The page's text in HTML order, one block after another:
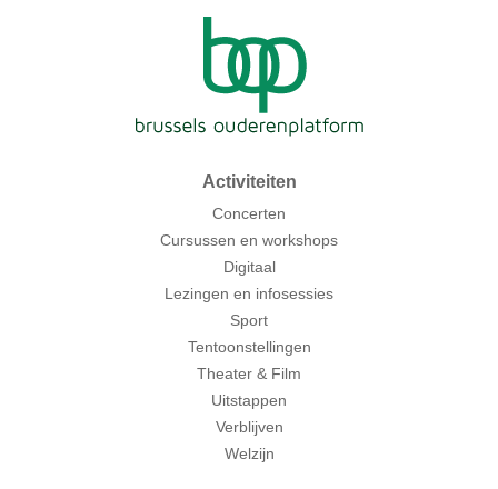
Activiteiten
Concerten
Cursussen en workshops
Digitaal
Lezingen en infosessies
Sport
Tentoonstellingen
Theater & Film
Uitstappen
Verblijven
Welzijn